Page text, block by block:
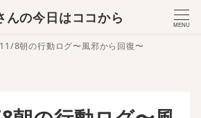
んの今日はココから
MENU
8朝の行動ログ〜風邪から回復〜